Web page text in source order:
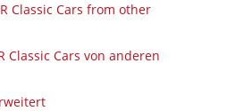
Classic Cars from other
Classic Cars von anderen